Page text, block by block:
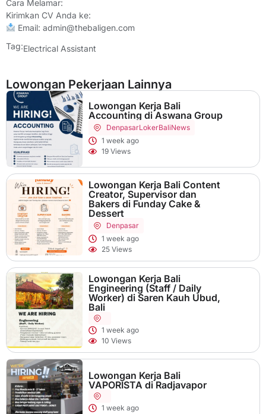
Cara Melamar:
Kirimkan CV Anda ke:
Email: admin@thebaligen.com
Tag:Electrical Assistant
Lowongan Pekerjaan Lainnya
Lowongan Kerja Bali
Accounting di Aswana Group
DenpasarLokerBaliNews
1 week ago
19 Views
Lowongan Kerja Bali Content
Creator, Supervisor dan
Bakers di Funday Cake &
Dessert
Denpasar
1 week ago
25 Views
Lowongan Kerja Bali
Engineering (Staff / Daily
Worker) di Saren Kauh Ubud,
Bali
1 week ago
10 Views
Lowongan Kerja Bali
VAPORISTA di Radjavapor
1 week ago